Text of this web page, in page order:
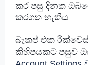
කර පසු දිනක
කරගත හැකිය
බැකප් එක
කිහිපයකට පසුව